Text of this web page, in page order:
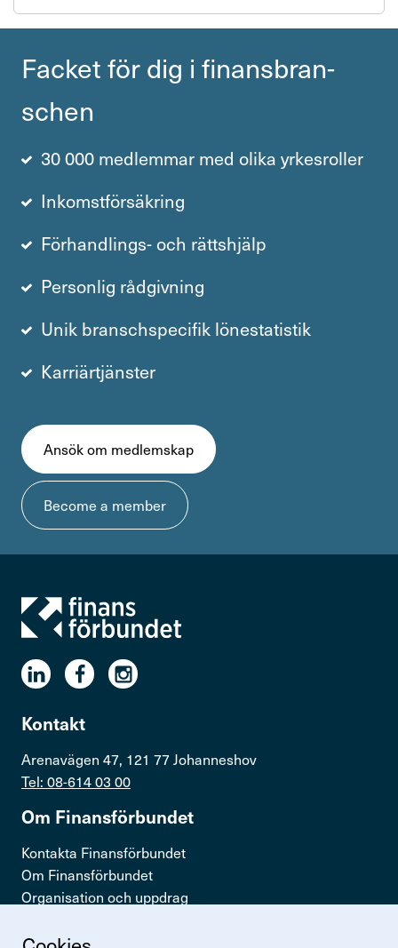
Facket för dig i finans­bran­
schen
30 000 medlemmar med olika yrkesroller
Inkomstförsäkring
Förhandlings- och rättshjälp
Personlig rådgivning
Unik branschspecifik lönestatistik
Karriärtjänster
Ansök om medlemskap
Become a member
Kontakt
Arenavägen 47, 121 77 Johanneshov
Tel: 08-614 03 00
Om Finans­för­bundet
Kontakta Finansförbundet
Om Finansförbundet
Organisation och uppdrag